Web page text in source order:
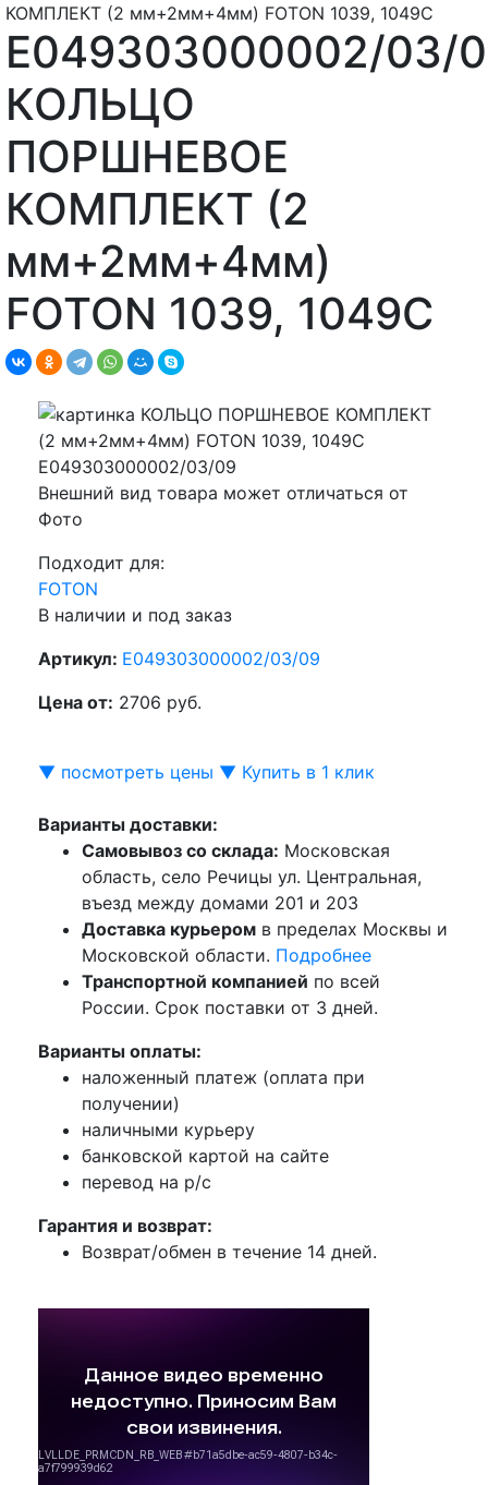
КОМПЛЕКТ (2 мм+2мм+4мм) FOTON 1039, 1049С
E049303000002/03/
КОЛЬЦО
ПОРШНЕВОЕ
КОМПЛЕКТ (2
мм+2мм+4мм)
FOTON 1039, 1049С
Внешний вид товара может отличаться от
Фото
Подходит для:
FOTON
В наличии и под заказ
Артикул: E049303000002/03/09
Цена от: 2706 руб.
▼ посмотреть цены ▼ Купить в 1 клик
Варианты доставки:
Самовывоз со склада: Московская
область, село Речицы ул. Центральная,
въезд между домами 201 и 203
Доставка курьером в пределах Москвы и
Московской области. Подробнее
Транспортной компанией по всей
России. Срок поставки от 3 дней.
Варианты оплаты:
наложенный платеж (оплата при
получении)
наличными курьеру
банковской картой на сайте
перевод на р/с
Гарантия и возврат:
Возврат/обмен в течение 14 дней.